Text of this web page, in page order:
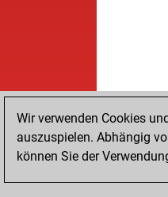
Wir verwenden Cookies
auszuspielen. Abhängig
können Sie der